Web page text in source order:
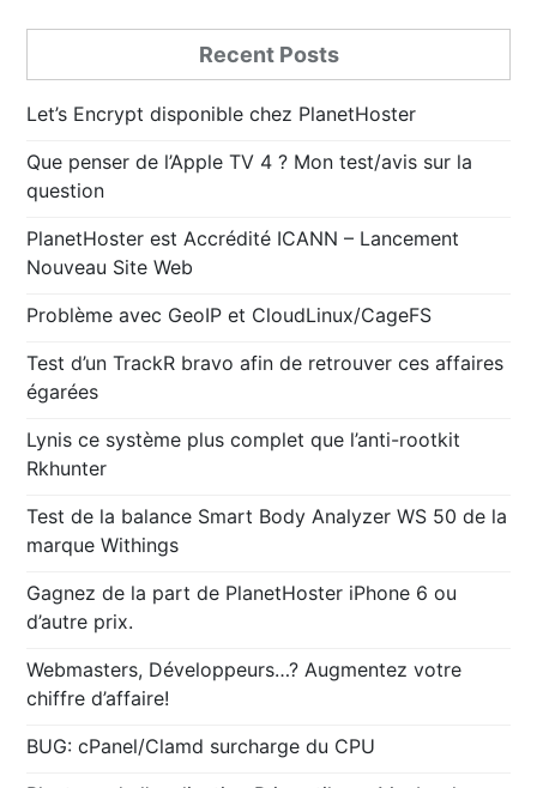
Recent Posts
Let’s Encrypt disponible chez PlanetHoster
Que penser de l’Apple TV 4 ? Mon test/avis sur la
question
PlanetHoster est Accrédité ICANN – Lancement
Nouveau Site Web
Problème avec GeoIP et CloudLinux/CageFS
Test d’un TrackR bravo afin de retrouver ces affaires
égarées
Lynis ce système plus complet que l’anti-rootkit
Rkhunter
Test de la balance Smart Body Analyzer WS 50 de la
marque Withings
Gagnez de la part de PlanetHoster iPhone 6 ou
d’autre prix.
Webmasters, Développeurs…? Augmentez votre
chiffre d’affaire!
BUG: cPanel/Clamd surcharge du CPU